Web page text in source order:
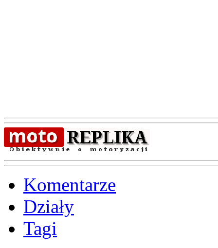
Komentarze
Działy
Tagi